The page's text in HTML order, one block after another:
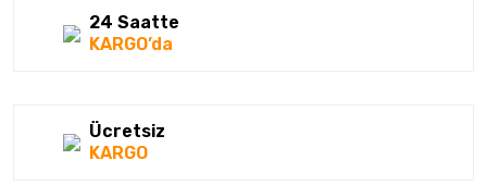
24 Saatte
KARGO’da
Ücretsiz
KARGO